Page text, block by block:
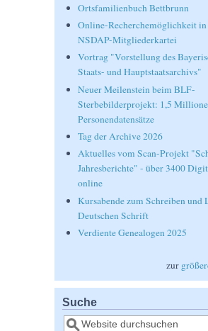
Ortsfamilienbuch Bettbrunn
Online-Recherchemöglichkeit
NSDAP-Mitgliederkartei
Vortrag "Vorstellung des
Staats- und Hauptstaatsarchivs"
Neuer Meilenstein beim BLF-
Sterbebilderprojekt: 1,5
Personendatensätze
Tag der Archive 2026
Aktuelles vom Scan-Projekt
Jahresberichte" - über 3400
online
Kursabende zum Schreiben und
Deutschen Schrift
Verdiente Genealogen 2025
zur
Suche
Suche